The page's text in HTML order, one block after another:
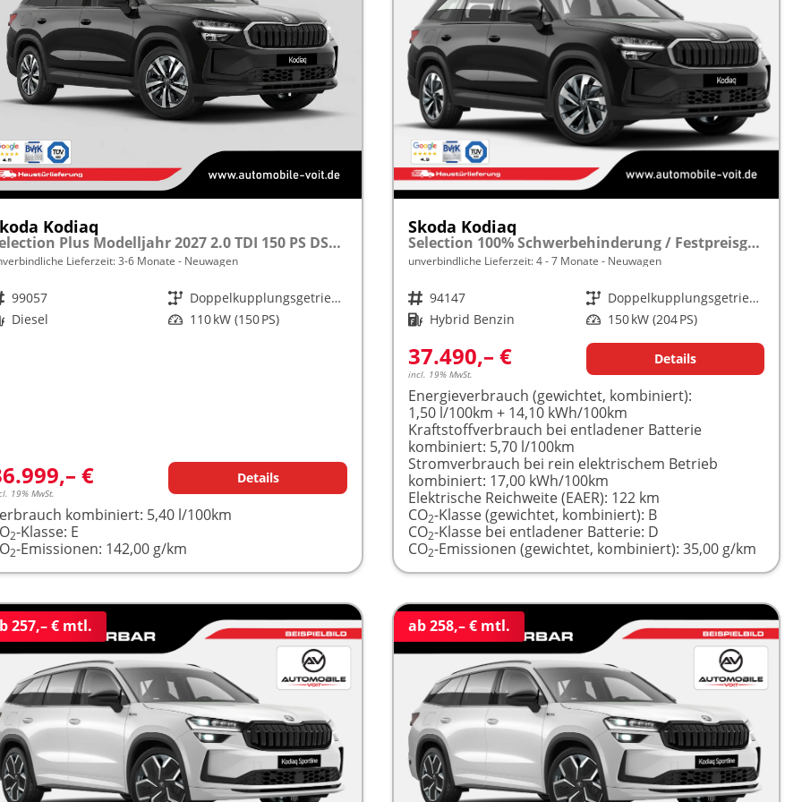
Kodiaq
Selection Plus Modelljahr 2027 2.0 TDI 150 PS DSG TEMPOMAT/R.KAMERA/SHZ/LED/LENKRADHEIZUNG frei konfigurierbar!
Lieferzeit: 3-6 Monate Neuwagen
99057 Getriebe
Doppelkupplungsgetriebe (DSG)
Diesel Leistung 110 kW (150 PS)
€
19% MwSt.
Details
kombiniert: 5,40 l/100km
2-Klasse: E
2-Emissionen: 142,00 g/km
Skoda Kodiaq
Selection 100% Schwerbehinderung / Festpreisgarantie* Modelljahr 1.5 TSI iV PLUG-IN-HYBRID 204PS DSG "Sonderangebot bei Schwerbehinderung" frei konfigurierbar!
unverbindliche Lieferzeit: 4 - 7 Monate Neuwagen
Fahrzeugnr. 94147 Getriebe
Doppelkupplungsgetriebe (DSG)
Kraftstoff Hybrid Benzin Leistung 150 kW (204 PS)
37.490,– €
incl. 19% MwSt.
Details
Energieverbrauch (gewichtet, kombiniert):
1,50 l/100km + 14,10 kWh/100km
Kraftstoffverbrauch bei entladener Batterie
kombiniert: 5,70 l/100km
Stromverbrauch bei rein elektrischem Betrieb
kombiniert: 17,00 kWh/100km
Elektrische Reichweite (EAER): 122 km
CO2-Klasse (gewichtet, kombiniert): B
CO2-Klasse bei entladener Batterie: D
CO2-Emissionen (gewichtet, kombiniert): 35,00 g/km
257,– € mtl. ab 258,– € mtl.